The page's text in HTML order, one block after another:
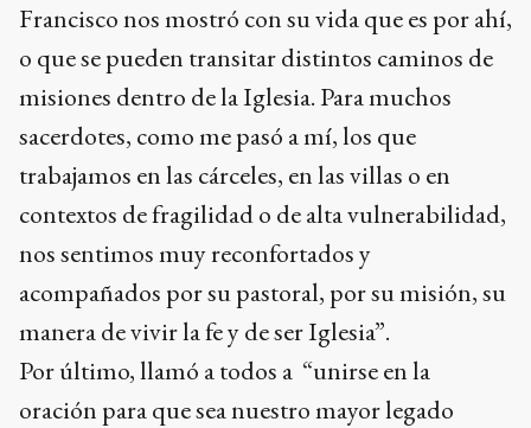
Francisco nos mostró con su vida que es por ahí,
o que se pueden transitar distintos caminos de
misiones dentro de la Iglesia. Para muchos
sacerdotes, como me pasó a mí, los que
trabajamos en las cárceles, en las villas o en
contextos de fragilidad o de alta vulnerabilidad,
nos sentimos muy reconfortados y
acompañados por su pastoral, por su misión, su
manera de vivir la fe y de ser Iglesia”.
Por último, llamó a todos a “unirse en la
oración para que sea nuestro mayor legado